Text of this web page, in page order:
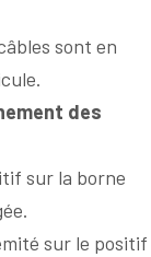
sont en
des
sur la borne
sur le positif